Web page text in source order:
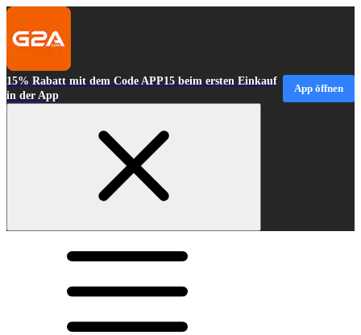
15% Rabatt mit dem Code APP15 beim ersten Einkauf
in der App
App öffnen